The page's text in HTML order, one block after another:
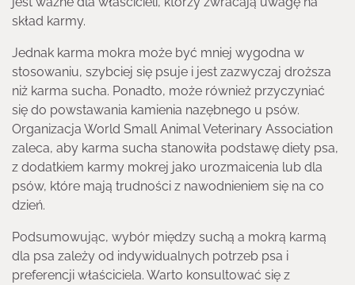
skład karmy.
Jednak karma mokra może być mniej wygodna w
stosowaniu, szybciej się psuje i jest zazwyczaj droższa
niż karma sucha. Ponadto, może również przyczyniać
się do powstawania kamienia nazębnego u psów.
Organizacja World Small Animal Veterinary Association
zaleca, aby karma sucha stanowiła podstawę diety psa,
z dodatkiem karmy mokrej jako urozmaicenia lub dla
psów, które mają trudności z nawodnieniem się na co
dzień.
Podsumowując, wybór między suchą a mokrą karmą
dla psa zależy od indywidualnych potrzeb psa i
preferencji właściciela. Warto konsultować się z